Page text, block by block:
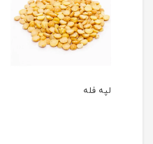
لپه فله